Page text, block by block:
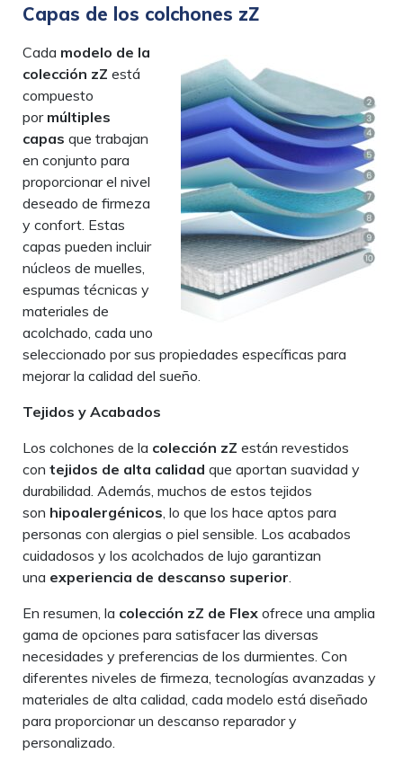
Capas de los colchones zZ
Cada modelo de la
colección zZ está
compuesto
por múltiples
capas que trabajan
en conjunto para
proporcionar el nivel
deseado de firmeza
y confort. Estas
capas pueden incluir
núcleos de muelles,
espumas técnicas y
materiales de
acolchado, cada uno
seleccionado por sus propiedades específicas para
mejorar la calidad del sueño.
Tejidos y Acabados
Los colchones de la colección zZ están revestidos
con tejidos de alta calidad que aportan suavidad y
durabilidad. Además, muchos de estos tejidos
son hipoalergénicos , lo que los hace aptos para
personas con alergias o piel sensible. Los acabados
cuidadosos y los acolchados de lujo garantizan
una experiencia de descanso superior
En resumen, la colección zZ de Flex ofrece una amplia
gama de opciones para satisfacer las diversas
necesidades y preferencias de los durmientes. Con
diferentes niveles de firmeza, tecnologías avanzadas y
materiales de alta calidad, cada modelo está diseñado
para proporcionar un descanso reparador y
personalizado.